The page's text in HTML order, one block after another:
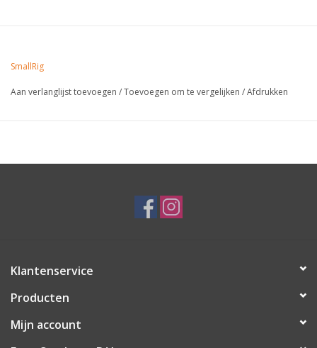
SmallRig
Aan verlanglijst toevoegen /Toevoegen om te vergelijken /Afdrukken
Klantenservice
Producten
Mijn account